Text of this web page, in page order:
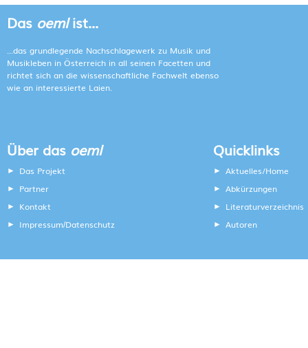
Das oemlist...
...das grundlegende Nachschlagewerk zu Musik und
Musikleben in Österreich in all seinen Facetten und
richtet sich an die wissenschaftliche Fachwelt ebenso
wie an interessierte Laien.
Über das oeml
Das Projekt
Partner
Kontakt
Impressum/Datenschutz
Quicklinks
Aktuelles/Home
Abkürzungen
Literaturverzeichnis
Autoren